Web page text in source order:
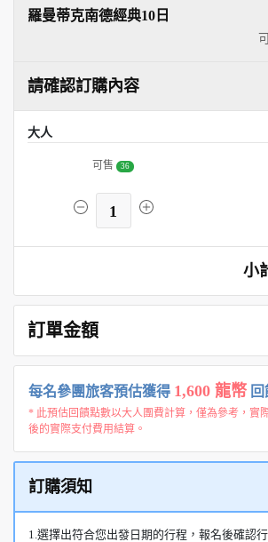
羅曼蒂克南德經典10日
請確認訂購內容
大人
可售 36
1
小
訂單金額
每名參團旅客預估獲得 1,600 龍幣 回
* 此預估回饋點數以大人團費計算，僅為參考，實
後的實際支付費用結算。
訂購須知
1.選擇出符合您出發日期的行程，報名後確認